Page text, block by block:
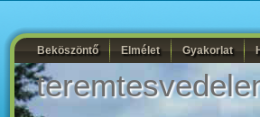
Beköszöntő Elmélet Gyakorlat